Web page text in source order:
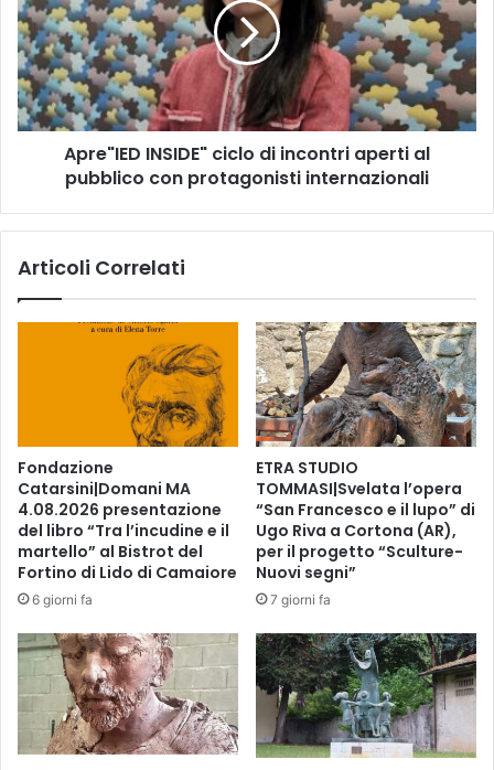
e
r
v
e
n
t
r
M
t
o
p
a
c
i
e
"
E
D
I
"
n
c
o
n
t
r
a
p
i
Apre"IED INSIDE" ciclo di incontri aperti al
pubblico con protagonisti internazionali
Articoli Correlati
Fondazione
Catarsini|Domani MA
4.08.2026 presentazione
del libro “Tra l’incudine e il
martello” al Bistrot del
Fortino di Lido di Camaiore
6 giorni fa
ETRA STUDIO
TOMMASI|Svelata l’opera
“San Francesco e il lupo” di
Ugo Riva a Cortona (AR),
per il progetto “Sculture-
Nuovi segni”
7 giorni fa